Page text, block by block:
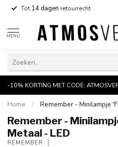
Tot14 dagen retourrecht
MENU
-10% KORTING MET CODE:
Home / Remember - Minilampje
Remember -
Metaal - LED
REMEMBER